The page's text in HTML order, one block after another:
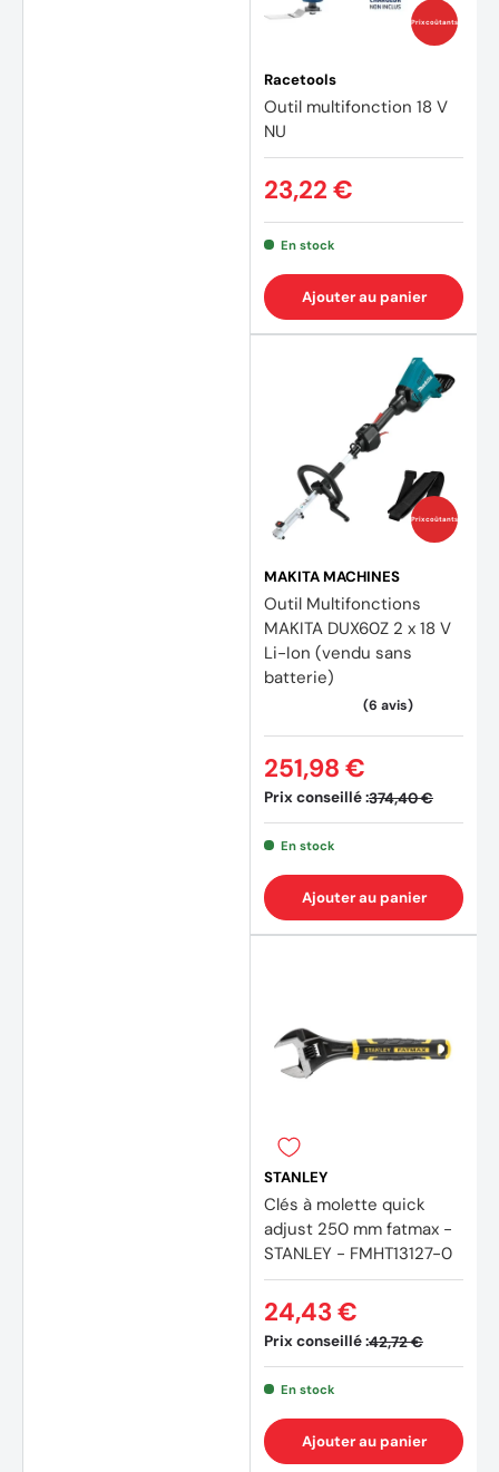
(1
Prix coûtants
Racetools
Outil multifonction 18 V
NU
23,22 €
En stock
Ajouter au panier
Prix coûtants
MAKITA MACHINES
Outil Multifonctions
MAKITA DUX60Z 2 x 18 V
Li-Ion (vendu sans
batterie)
Prix conseillé :374,40 €
251,98 €
En stock
Ajouter au panier
STANLEY
Clés à molette quick
adjust 250 mm fatmax -
STANLEY - FMHT13127-0
Prix conseillé :42,72 €
24,43 €
En stock
Ajouter au panier